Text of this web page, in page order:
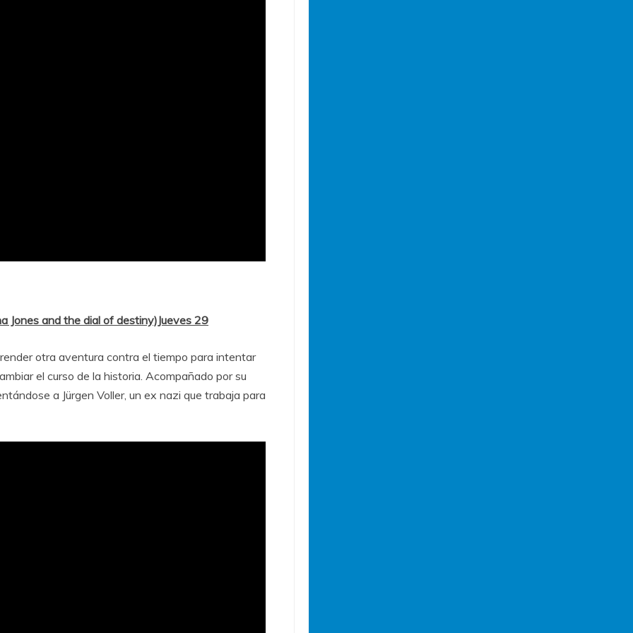
Jones and the dial of destiny)Jueves 29
otra aventura contra el tiempo para intentar
el curso de la historia. Acompañado por su
a Jürgen Voller, un ex nazi que trabaja para